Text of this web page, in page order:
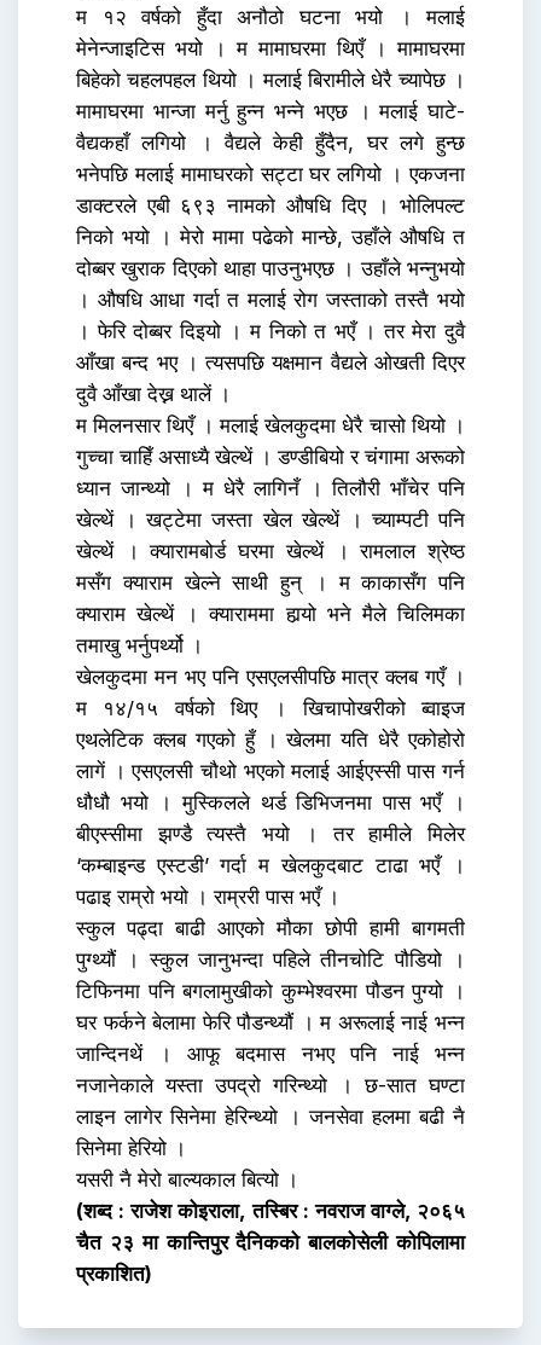
म १२ वर्षको हुँदा अनौठो घटना भयो । मलाई
मेनेन्जाइटिस भयो । म मामाघरमा थिएँ । मामाघरमा
बिहेको चहलपहल थियो । मलाई बिरामीले धेरै च्यापेछ ।
मामाघरमा भान्जा मर्नु हुन्न भन्ने भएछ । मलाई घाटे-
वैद्यकहाँ लगियो । वैद्यले केही हुँदैन, घर लगे हुन्छ
भनेपछि मलाई मामाघरको सट्टा घर लगियो । एकजना
डाक्टरले एबी ६९३ नामको औषधि दिए । भोलिपल्ट
निको भयो । मेरो मामा पढेको मान्छे, उहाँले औषधि त
दोब्बर खुराक दिएको थाहा पाउनुभएछ । उहाँले भन्नुभयो
। औषधि आधा गर्दा त मलाई रोग जस्ताको तस्तै भयो
। फेरि दोब्बर दिइयो । म निको त भएँ । तर मेरा दुवै
आँखा बन्द भए । त्यसपछि यक्षमान वैद्यले ओखती दिएर
दुवै आँखा देख्न थालें ।
म मिलनसार थिएँ । मलाई खेलकुदमा धेरै चासो थियो ।
गुच्चा चाहिँ असाध्यै खेल्थें । डण्डीबियो र चंगामा अरूको
ध्यान जान्थ्यो । म धेरै लागिनँ । तिलौरी भाँचेर पनि
खेल्थें । खट्टेमा जस्ता खेल खेल्थें । च्याम्पटी पनि
खेल्थें । क्यारामबोर्ड घरमा खेल्थें । रामलाल श्रेष्ठ
मसँग क्याराम खेल्ने साथी हुन् । म काकासँग पनि
क्याराम खेल्थें । क्याराममा हार्‍यो भने मैले चिलिमका
तमाखु भर्नुपर्थ्यो ।
खेलकुदमा मन भए पनि एसएलसीपछि मात्र क्लब गएँ ।
म १४/१५ वर्षको थिए । खिचापोखरीको ब्वाइज
एथलेटिक क्लब गएको हुँ । खेलमा यति धेरै एकोहोरो
लागें । एसएलसी चौथो भएको मलाई आईएस्सी पास गर्न
धौधौ भयो । मुस्किलले थर्ड डिभिजनमा पास भएँ ।
बीएस्सीमा झण्डै त्यस्तै भयो । तर हामीले मिलेर
‘कम्बाइन्ड एस्टडी’ गर्दा म खेलकुदबाट टाढा भएँ ।
पढाइ राम्रो भयो । राम्ररी पास भएँ ।
स्कुल पढ्दा बाढी आएको मौका छोपी हामी बागमती
पुग्थ्यौं । स्कुल जानुभन्दा पहिले तीनचोटि पौडियो ।
टिफिनमा पनि बगलामुखीको कुम्भेश्वरमा पौडन पुग्यो ।
घर फर्कने बेलामा फेरि पौडन्थ्यौं । म अरूलाई नाई भन्न
जान्दिनथें । आफू बदमास नभए पनि नाई भन्न
नजानेकाले यस्ता उपद्रो गरिन्थ्यो । छ-सात घण्टा
लाइन लागेर सिनेमा हेरिन्थ्यो । जनसेवा हलमा बढी नै
सिनेमा हेरियो ।
यसरी नै मेरो बाल्यकाल बित्यो ।
(शब्द : राजेश कोइराला, तस्बिर : नवराज वाग्ले, २०६५
चैत २३ मा कान्तिपुर दैनिकको बालकोसेली कोपिलामा
प्रकाशित)